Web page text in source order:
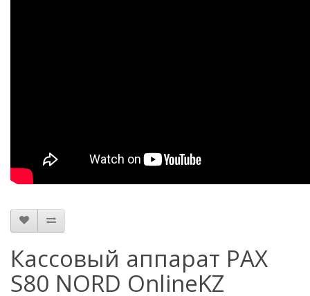
Кассовый аппарат PAX
S80 NORD OnlineKZ